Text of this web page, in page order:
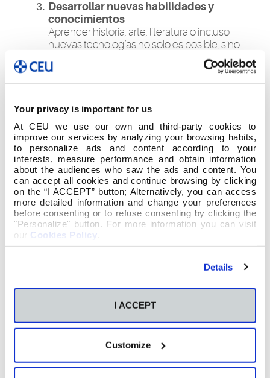
Your privacy is important for us
At CEU we use our own and third-party cookies to
improve our services by analyzing your browsing habits,
to personalize ads and content according to your
interests, measure performance and obtain information
about the audiences who saw the ads and content. You
can accept all cookies and continue browsing by clicking
on the “I ACCEPT” button; Alternatively, you can access
more detailed information and change your preferences
before consenting or to refuse consenting by clicking the
"Personalize" button. For more information you can visit
our Cookies Policy
Details
I ACCEPT
Customize
Desarrollar nuevas habilidades y
conocimientos
Aprender historia, arte, literatura o incluso
nuevas tecnologías no solo es posible, sino
estimulante. ¡Nunca se deja de crecer!
Reforzar la autoestima y el sentido de
Cumplir metas personales, asumir nuevos
retos y superarse es una fuente de
satisfacción que mejora la calidad de vida.
Disfrutar del aprendizaje sin presión
Sin exámenes, sin notas. Solo por el placer
de aprender. Porque la formación también
puede (y debe) disfrutarse.
La Vniversitas
Senioribvs CEU Vigo:
En respuesta a este deseo de seguir
aprendiendo en la madurez, nace la
del CEU diseñada especialmente para personas
adultas que desean seguir formándose,
conocimiento.